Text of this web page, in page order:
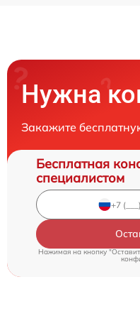
Нужна
Закажите
Бесплатная
специалистом
Нажимая на кнопку